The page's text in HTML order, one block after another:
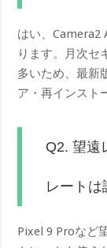
はい、Camera2
ります。月次セ
多いため、最新
ア・再インスト
Q2. 望遠
レートは
Pixel 9 Proなど